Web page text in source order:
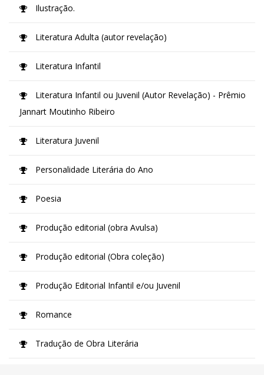
Ilustração.
Literatura Adulta (autor revelação)
Literatura Infantil
Literatura Infantil ou Juvenil (Autor Revelação) - Prêmio
Jannart Moutinho Ribeiro
Literatura Juvenil
Personalidade Literária do Ano
Poesia
Produção editorial (obra Avulsa)
Produção editorial (Obra coleção)
Produção Editorial Infantil e/ou Juvenil
Romance
Tradução de Obra Literária